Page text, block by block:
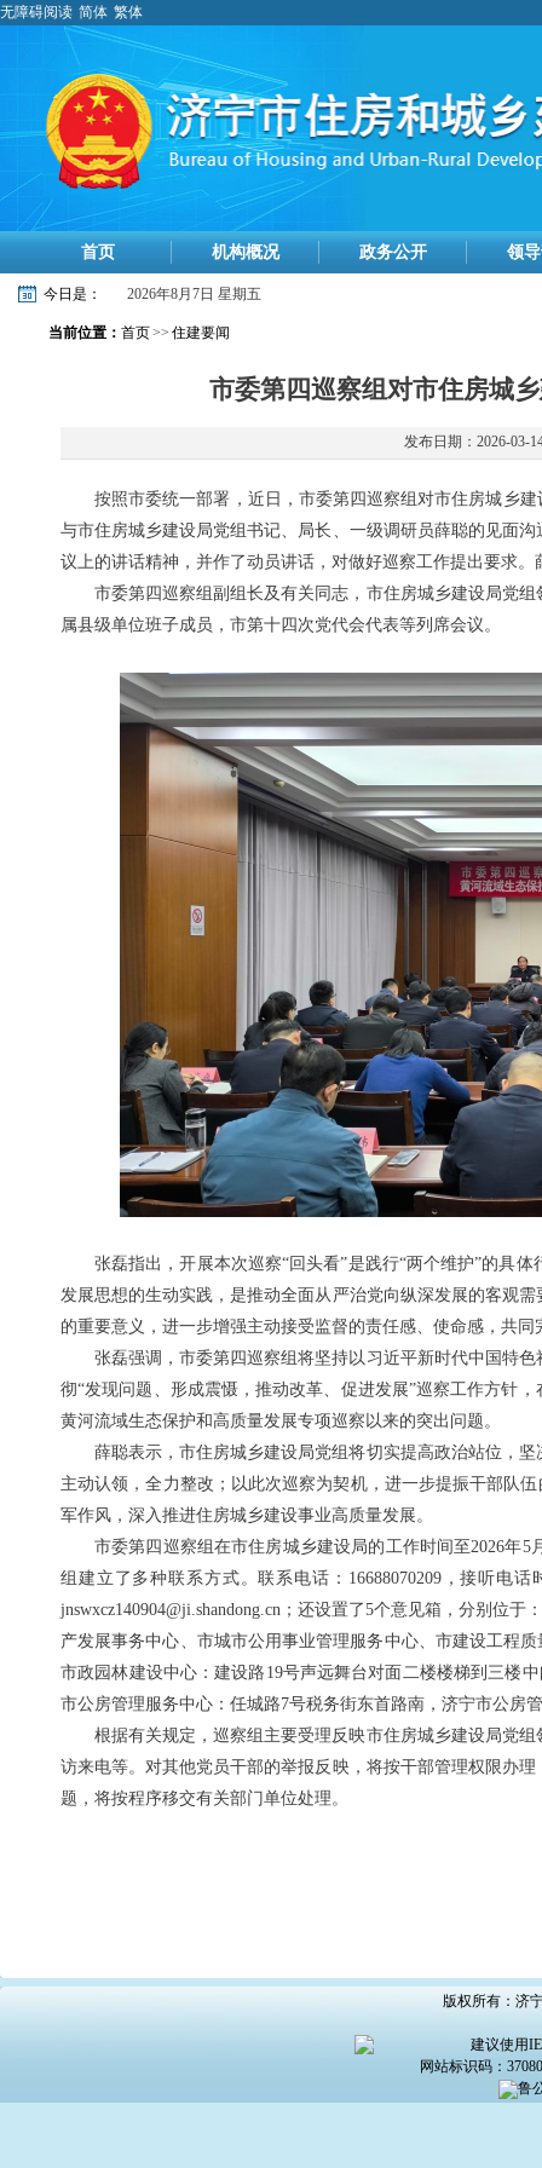
无障碍阅读 简体 繁体
首页 机构概况 政务公开 领
今日是： 2026年8月7日 星期五
当前位置： 首页>> 住建要闻
市委第四巡察组对市住房城
发布日期：2026-03-
按照市委统一部署，近日，市委第四巡察组对市住房城乡
与市住房城乡建设局党组书记、局长、一级调研员薛聪的见面
议上的讲话精神，并作了动员讲话，对做好巡察工作提出要求
市委第四巡察组副组长及有关同志，市住房城乡建设局党
属县级单位班子成员，市第十四次党代会代表等列席会议。
张磊指出，开展本次巡察“回头看”是践行“两个维护”的具
发展思想的生动实践，是推动全面从严治党向纵深发展的客观
的重要意义，进一步增强主动接受监督的责任感、使命感，共
张磊强调，市委第四巡察组将坚持以习近平新时代中国特
彻“发现问题、形成震慑，推动改革、促进发展”巡察工作方针
黄河流域生态保护和高质量发展专项巡察以来的突出问题。
薛聪表示，市住房城乡建设局党组将切实提高政治站位，
主动认领，全力整改；以此次巡察为契机，进一步提振干部队
军作风，深入推进住房城乡建设事业高质量发展。
市委第四巡察组在市住房城乡建设局的工作时间至2026年
组建立了多种联系方式。联系电话：16688070209，接听电
jnswxcz140904@ji.shandong.cn；还设置了5个意见箱，分别位
产发展事务中心、市城市公用事业管理服务中心、市建设工程
市政园林建设中心：建设路19号声远舞台对面二楼楼梯到三楼
市公房管理服务中心：任城路7号税务街东首路南，济宁市公房
根据有关规定，巡察组主要受理反映市住房城乡建设局党
访来电等。对其他党员干部的举报反映，将按干部管理权限办
题，将按程序移交有关部门单位处理。
版权所有：济
建议使用
网站标识码：
鲁